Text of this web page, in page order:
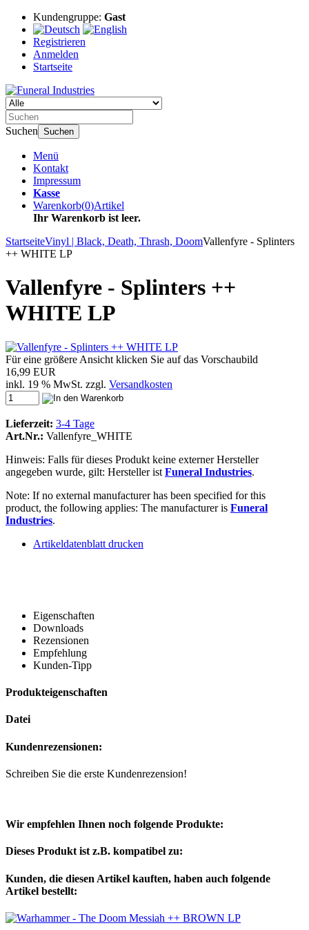
Kundengruppe: Gast
Registrieren
Anmelden
Startseite
Suchen Suchen
Menü
Kontakt
Impressum
Kasse
Warenkorb(0)Artikel
Ihr Warenkorb ist leer.
StartseiteVinyl | Black, Death, Thrash, DoomVallenfyre - Splinters
++ WHITE LP
Vallenfyre - Splinters ++
WHITE LP
Für eine größere Ansicht klicken Sie auf das Vorschaubild
16,99 EUR
inkl. 19 % MwSt. zzgl. Versandkosten
Lieferzeit: 3-4 Tage
Art.Nr.: Vallenfyre_WHITE
Hinweis: Falls für dieses Produkt keine externer Hersteller
angegeben wurde, gilt: Hersteller ist Funeral Industries.
Note: If no external manufacturer has been specified for this
product, the following applies: The manufacturer is Funeral
Industries.
Artikeldatenblatt drucken
Eigenschaften
Downloads
Rezensionen
Empfehlung
Kunden-Tipp
Produkteigenschaften
Datei
Kundenrezensionen:
Schreiben Sie die erste Kundenrezension!
Wir empfehlen Ihnen noch folgende Produkte:
Dieses Produkt ist z.B. kompatibel zu:
Kunden, die diesen Artikel kauften, haben auch folgende
Artikel bestellt: